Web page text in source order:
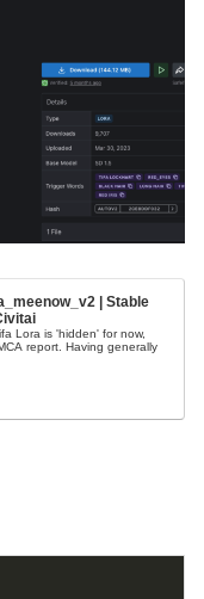
| Stable
Lora is 'hidden' for now,
report. Having generally